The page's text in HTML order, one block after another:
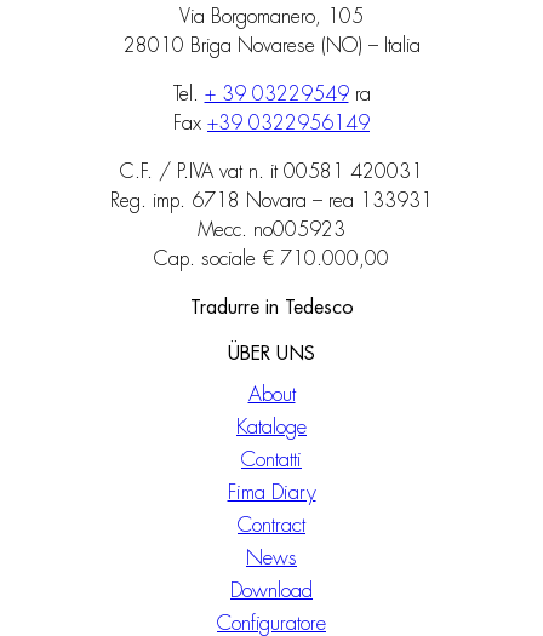
Via Borgomanero, 105
28010 Briga Novarese (NO) – Italia
Tel. + 39 03229549ra
Fax +39 0322956149
C.F. / P.IVA vat n. it 00581 420031
Reg. imp. 6718 Novara – rea 133931
Mecc. no005923
Cap. sociale € 710.000,00
Tradurre in Tedesco
ÜBER UNS
About
Kataloge
Contatti
Fima Diary
Contract
News
Download
Configuratore